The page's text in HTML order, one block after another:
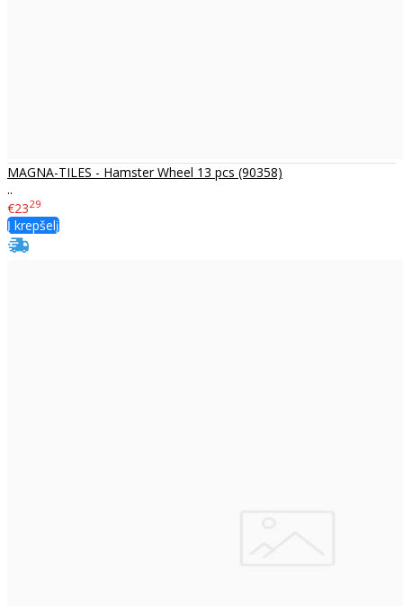
MAGNA-TILES - Hamster Wheel 13 pcs (90358)
..
€2329
Į krepšelį